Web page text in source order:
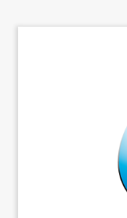
Travaux